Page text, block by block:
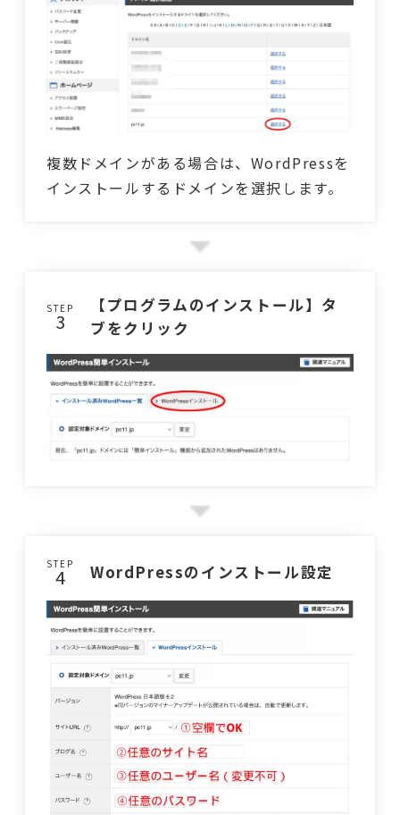
複数ドメインがある場合は、WordPressを
インストールするドメインを選択します。
STEP
【プログラムのインストール】タ
ブをクリック
STEP WordPressのインストール設定